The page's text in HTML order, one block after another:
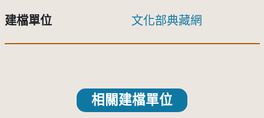
建檔單位 文化部典藏網
相關建檔單位